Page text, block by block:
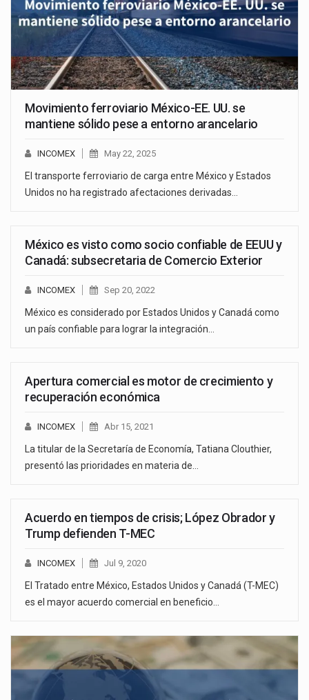
Movimiento ferroviario México-EE. UU. se
mantiene sólido pese a entorno arancelario
INCOMEX May 22, 2025
El transporte ferroviario de carga entre México y Estados
Unidos no ha registrado afectaciones derivadas…
México es visto como socio confiable de EEUU y
Canadá: subsecretaria de Comercio Exterior
INCOMEX Sep 20, 2022
México es considerado por Estados Unidos y Canadá como
un país confiable para lograr la integración…
Apertura comercial es motor de crecimiento y
recuperación económica
INCOMEX Abr 15, 2021
La titular de la Secretaría de Economía, Tatiana Clouthier,
presentó las prioridades en materia de…
Acuerdo en tiempos de crisis; López Obrador y
Trump defienden T-MEC
INCOMEX Jul 9, 2020
El Tratado entre México, Estados Unidos y Canadá (T-MEC)
es el mayor acuerdo comercial en beneficio…